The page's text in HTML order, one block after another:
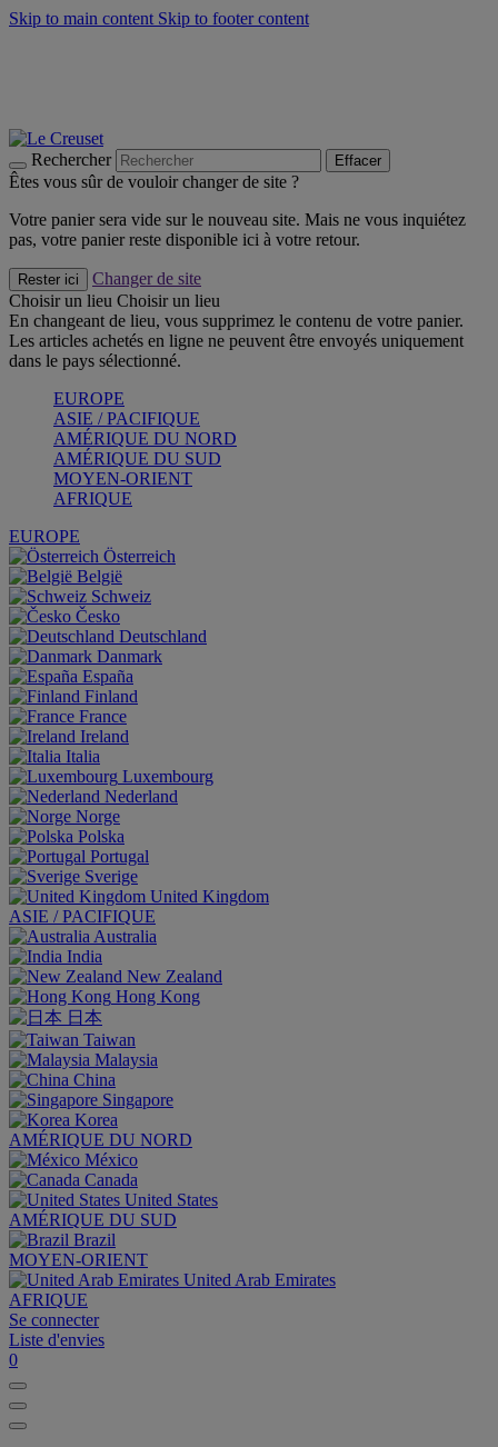
Skip to main content Skip to footer content
Rechercher Effacer
Êtes vous sûr de vouloir changer de site ?
Votre panier sera vide sur le nouveau site. Mais ne vous inquiétez
pas, votre panier reste disponible ici à votre retour.
Rester ici
Changer de site
Choisir un lieu Choisir un lieu
En changeant de lieu, vous supprimez le contenu de votre panier.
Les articles achetés en ligne ne peuvent être envoyés uniquement
dans le pays sélectionné.
EUROPE
ASIE / PACIFIQUE
AMÉRIQUE DU NORD
AMÉRIQUE DU SUD
MOYEN-ORIENT
AFRIQUE
EUROPE
Österreich
België
Schweiz
Česko
Deutschland
Danmark
España
Finland
France
Ireland
Italia
Luxembourg
Nederland
Norge
Polska
Portugal
Sverige
United Kingdom
ASIE / PACIFIQUE
Australia
India
New Zealand
Hong Kong
日本
Taiwan
Malaysia
China
Singapore
Korea
AMÉRIQUE DU NORD
México
Canada
United States
AMÉRIQUE DU SUD
Brazil
MOYEN-ORIENT
United Arab Emirates
AFRIQUE
Se connecter
Liste d'envies
0